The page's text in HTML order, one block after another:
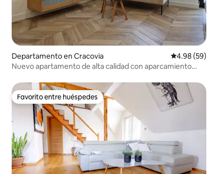
Departamento en Cracovia Calificación
4.98 (59)
Nuevo apartamento de alta calidad con aparcamiento
Favorito entre huéspedes
Favorito entre huéspedes